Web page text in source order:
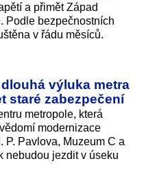
a přimět Západ
Podle bezpečnostních
v řádu měsíců.
výluka metra
staré zabezpečení
metropole, která
modernizace
P. Pavlova, Muzeum C a
nebudou jezdit v úseku